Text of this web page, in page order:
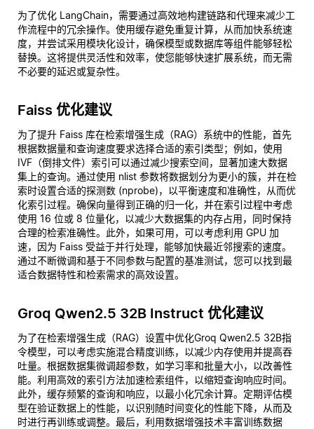
为了优化 LangChain，需要通过高效地构建链路和代理来减少工
作流程中的冗余操作。使用缓存避免重复计算，从而加快系统速
度，并尝试采用模块化设计，确保模型或数据库等组件能够轻松
替换。这将提供灵活性和效率，使您能够快速扩展系统，而无需
不必要的延迟或复杂性。
Faiss 优化建议
为了提升 Faiss 库在检索增强生成（RAG）系统中的性能，首先
根据数据量和查询速度要求选择合适的索引类型；例如，使用
IVF（倒排文件）索引可以通过减少搜索空间，显著加速大数据
集上的查询。通过使用 nlist 参数将数据划分为更小的簇，并在检
索时设置合适的探测数 (nprobe)，以平衡速度和准确性，从而优
化索引过程。确保向量得到正确的归一化，并在索引过程中考虑
使用 16 位或 8 位量化，以减少大数据集的内存占用，同时保持
合理的检索准确性。此外，如果可用，可以考虑利用 GPU 加
速，因为 Faiss 受益于并行处理，能够加快最近邻搜索的速度。
通过不断微调和基于不同参数与配置的基准测试，您可以找到最
适合数据特性和检索需求的高效设置。
Groq Qwen2.5 32B Instruct 优化建议
为了在检索增强生成（RAG）设置中优化Groq Qwen2.5 32B指
令模型，可以考虑实施混合精度训练，以减少内存使用并提高吞
吐量。根据数据集微调超参数，如学习率和批量大小，以改善性
能。利用高效的索引方法加速检索组件，以缩短查询响应时间。
此外，缓存频繁的查询和响应，以最小化冗余计算。定期评估模
型在验证数据上的性能，以识别随时间变化的性能下降，从而及
时进行再训练或调整。最后，利用数据增强技术丰富训练数据